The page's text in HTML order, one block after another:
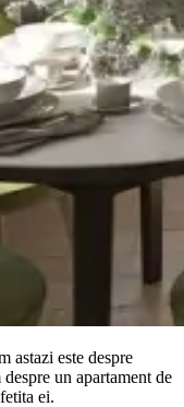
astazi este despre
un apartament de
ei.